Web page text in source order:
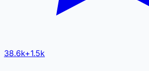
38.6k+1.5k